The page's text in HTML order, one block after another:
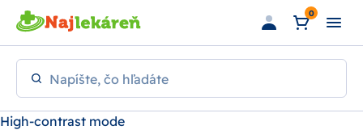
Preskočiť na hlavný obsah 0
Napíšte, čo hľadáte
High-contrast mode